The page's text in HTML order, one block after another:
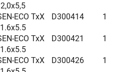
2,0x5,5
ECO TxX
1.6x5.5
D300414 1
ECO TxX
1.6x5.5
D300421 1
ECO TxX
D300426 1